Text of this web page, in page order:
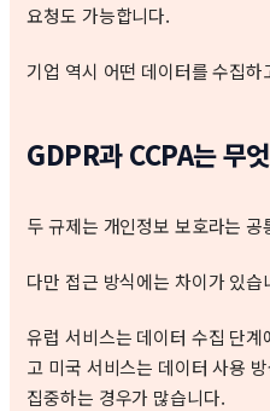
요청도 가능합니다.
기업 역시 어떤 데이터를 수집
GDPR과 CCPA는 무
두 규제는 개인정보 보호라는
다만 접근 방식에는 차이가 있습
유럽 서비스는 데이터 수집 단
고 미국 서비스는 데이터 사용
집중하는 경우가 많습니다.